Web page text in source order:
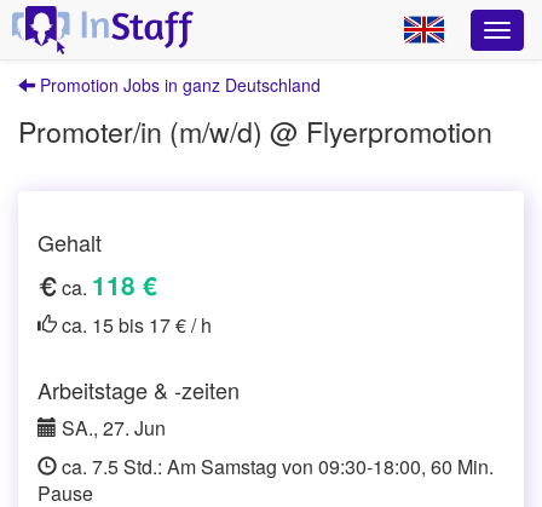
Promotion Jobs in ganz Deutschland
Promoter/in (m/w/d) @ Flyerpromotion
Gehalt
ca. 118 €
ca. 15 bis 17 € / h
Arbeitstage & -zeiten
SA., 27. Jun
ca. 7.5 Std.: Am Samstag von 09:30-18:00, 60 Min.
Pause